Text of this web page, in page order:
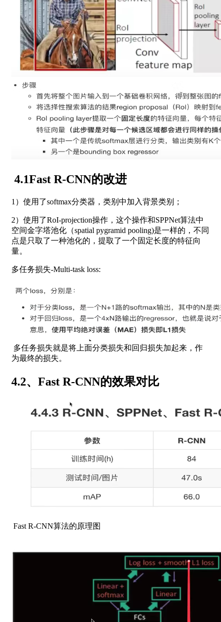
4.1Fast R-CNN的改进
1）使用了softmax分类器，类别中加入背景类别；
2）使用了RoI-projection操作，这个操作和SPPNet算法中
空间金字塔池化（spatial pygramid pooling)是一样的，不同
点是只取了一种池化的，提取了一个固定长度的特征向
量。
多任务损失-Multi-task loss:
多任务损失就是将上面分类损失和回归损失加起来，作
为最终的损失。
4.2、Fast R-CNN的效果对比
Fast R-CNN算法的原理图